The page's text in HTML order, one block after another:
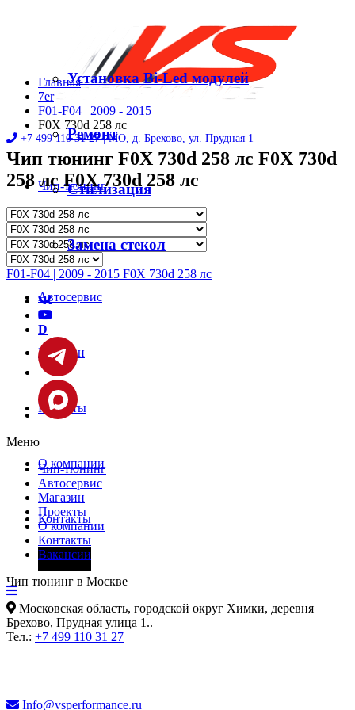
+7 499 110 31 27 |МО, д. Брехово, ул. Прудная 1
Чип-тюнинг
Диностенд
Автосервис
Магазин
Проекты
О компании
Контакты
Фары
Установка Bi-Led модулей
Ремонт
Стилизация
Замена стекол
Главная
7er
F01-F04 | 2009 - 2015
F0X 730d 258 лс
Чип тюнинг F0X 730d 258 лс F0X 730d
258 лс F0X 730d 258 лс
F01-F04 | 2009 - 2015 F0X 730d 258 лс
D
Меню
Чип-тюнинг
Автосервис
Магазин
Проекты
О компании
Контакты
Вакансии
Чип тюнинг в Москве
Московская область, городской округ Химки, деревня
Брехово, Прудная улица 1..
Тел.: +7 499 110 31 27
Info@vsperformance.ru